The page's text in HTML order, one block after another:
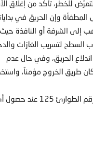
للخطر، تأكد من إغلاق
وإن الحريق في
إلى الشرفة أو النافذة حيث
السطح لتسريب الغازات
الحريق، وفي حال عدم
طريق الخروج مؤمناً،
ختاماً: بادر إلى الاتصال فوراً بغرفة عمليات المديرية العامة للدفاع المدني على رقم